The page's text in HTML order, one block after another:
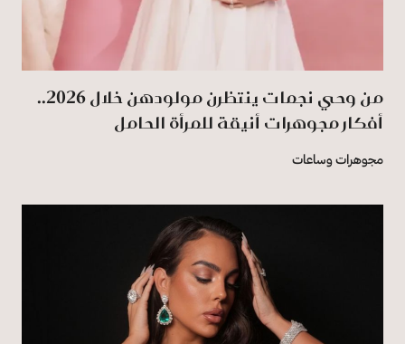
من وحي نجمات ينتظرن مولودهن خلال 2026..
أفكار مجوهرات أنيقة للمرأة الحامل
مجوهرات وساعات